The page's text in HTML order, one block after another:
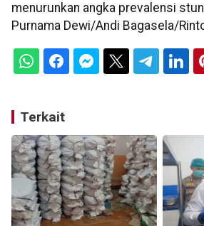
menurunkan angka prevalensi
Purnama Dewi/Andi Bagasela/
Terkait